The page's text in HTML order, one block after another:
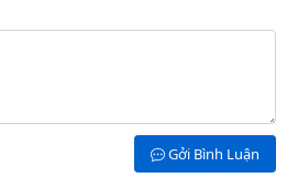
Gởi Bình Luận